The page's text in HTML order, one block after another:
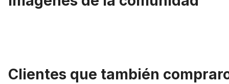
Clientes que también